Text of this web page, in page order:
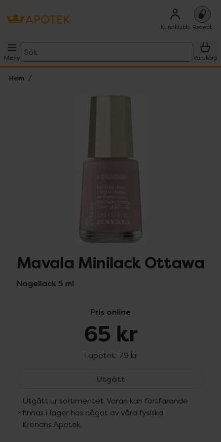
Kundklubb Recept
Meny
Sök
Varukorg
Hem
Mavala Minilack Ottawa
Nagellack 5 ml
Pris online
65 kr
I apotek: 79 kr
UtgåttMavala Minilack
Utgått ur sortimentet. Varan kan fortfarande
finnas i lager hos något av våra fysiska
Kronans Apotek.